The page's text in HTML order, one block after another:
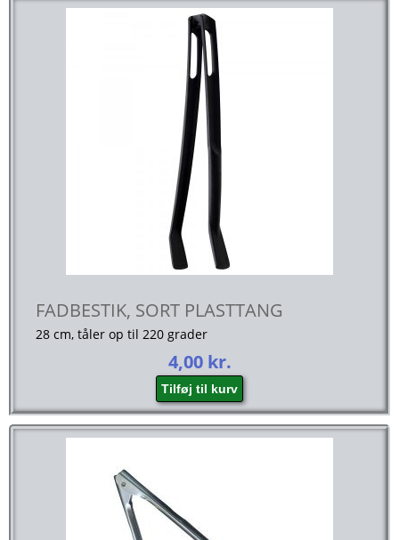
FADBESTIK, SORT PLASTTANG
28 cm, tåler op til 220 grader
4,00 kr.
Tilføj til kurv